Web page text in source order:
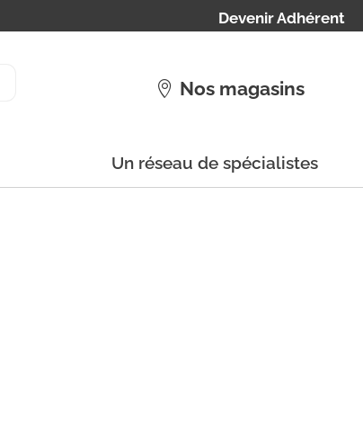
Devenir Adhérent
Nos magasins
Un réseau de spécialistes